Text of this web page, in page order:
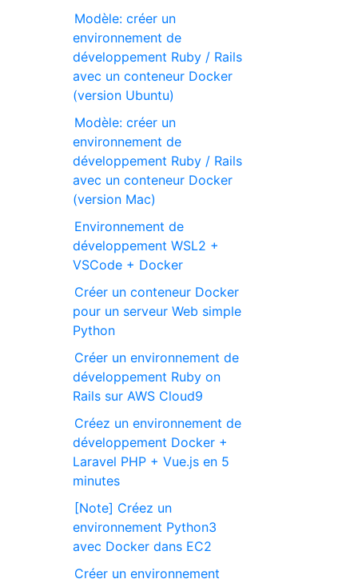
Modèle: créer un
environnement de
développement Ruby / Rails
avec un conteneur Docker
(version Ubuntu)
Modèle: créer un
environnement de
développement Ruby / Rails
avec un conteneur Docker
(version Mac)
Environnement de
développement WSL2 +
VSCode + Docker
Créer un conteneur Docker
pour un serveur Web simple
Python
Créer un environnement de
développement Ruby on
Rails sur AWS Cloud9
Créez un environnement de
développement Docker +
Laravel PHP + Vue.js en 5
minutes
[Note] Créez un
environnement Python3
avec Docker dans EC2
Créer un environnement